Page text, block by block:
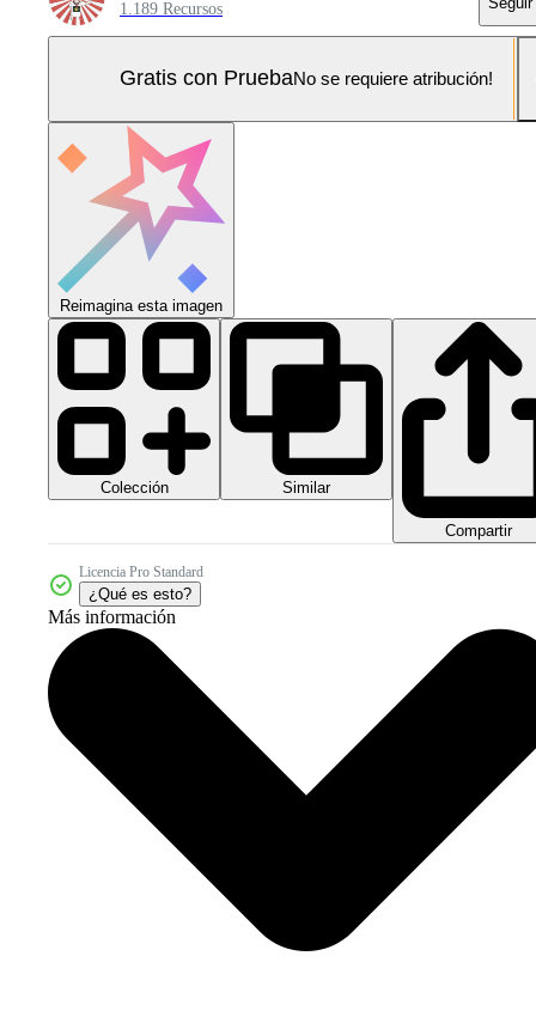
1.189 Recursos
Gratis con PruebaNo se requiere atribución!
Reimagina esta imagen
Colección Similar
Compartir
Licencia Pro Standard
¿Qué es esto?
Más información